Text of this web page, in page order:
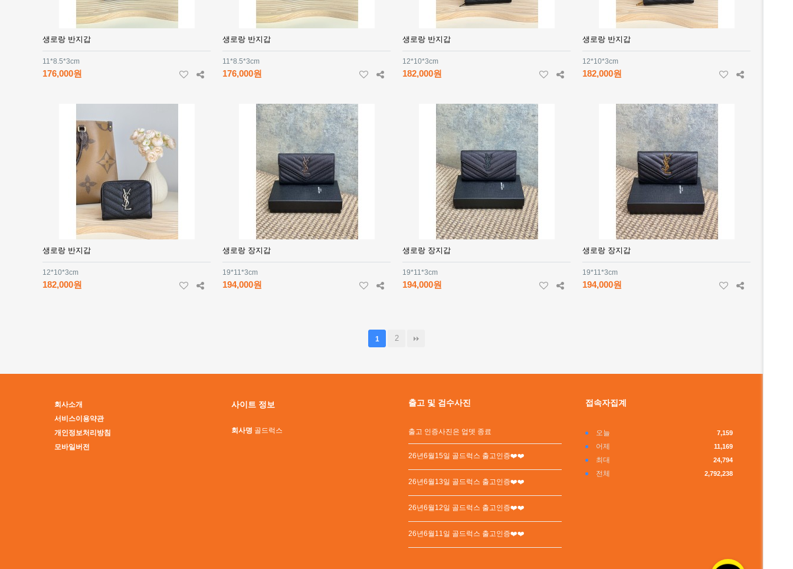
생로랑 반지갑
11*8.5*3cm
176,000원
생로랑 반지갑
11*8.5*3cm
176,000원
생로랑 반지갑
12*10*3cm
182,000원
생로랑 반지갑
12*10*3cm
182,000원
생로랑 반지갑
12*10*3cm
182,000원
생로랑 장지갑
19*11*3cm
194,000원
생로랑 장지갑
19*11*3cm
194,000원
생로랑 장지갑
19*11*3cm
194,000원
1 2
회사소개
서비스이용약관
개인정보처리방침
모바일버전
사이트 정보
회사명 골드럭스
출고 및 검수사진
출고 인증사진은 업뎃 종료
26년6월15일 골드럭스 출고인증❤️❤️
26년6월13일 골드럭스 출고인증❤️❤️
26년6월12일 골드럭스 출고인증❤️❤️
26년6월11일 골드럭스 출고인증❤️❤️
접속자집계
오늘 7,159
어제 11,169
최대 24,794
전체 2,792,238